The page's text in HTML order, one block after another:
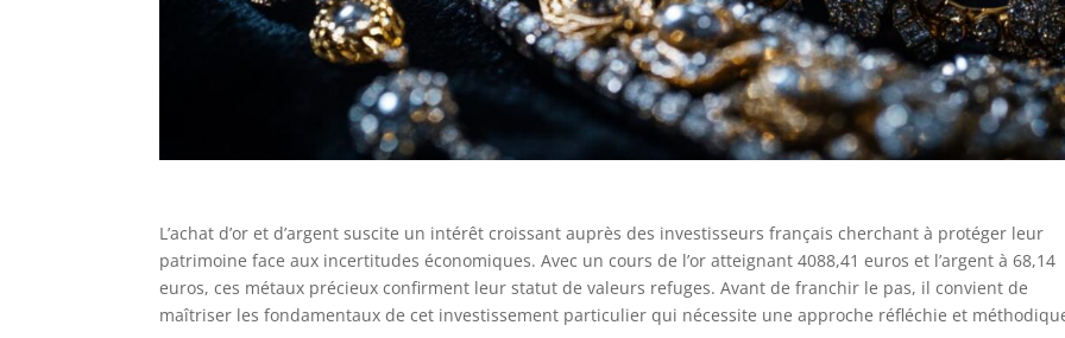
L’achat d’or et d’argent suscite un intérêt croissant auprès des investisseurs français cherchant à protéger leur
patrimoine face aux incertitudes économiques. Avec un cours de l’or atteignant 4088,41 euros et l’argent à 68,14
euros, ces métaux précieux confirment leur statut de valeurs refuges. Avant de franchir le pas, il convient de
maîtriser les fondamentaux de cet investissement particulier qui nécessite une approche réfléchie et